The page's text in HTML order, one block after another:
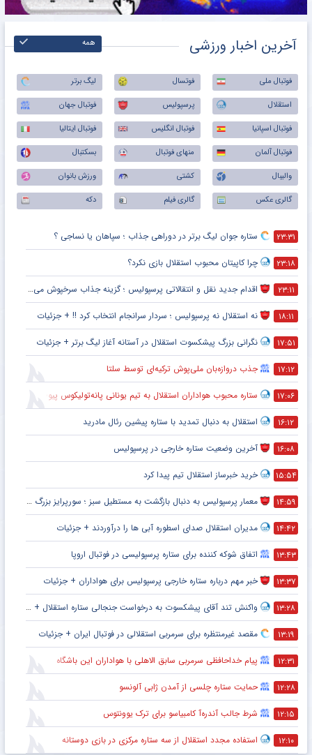
آخرین اخبار ورزشی همه
فوتبال ملی فوتسال
لیگ برتر
استقلال
پرسپولیس
فوتبال جهان
فوتبال اسپانیا
فوتبال انگلیس
فوتبال ایتالیا
فوتبال آلمان
منهای فوتبال
بسکتبال
والیبال
کشتی
ورزش بانوان
گالری عکس
گالری فیلم دکه
۲۳:۳۱ ستاره جوان لیگ برتر در دوراهی جذاب ؛ سپاهان یا نساجی ؟
۲۳:۱۸ چرا کاپیتان محبوب استقلال بازی نکرد؟
۲۳:۱۱ اقدام جدید نقل و انتقالاتی پرسپولیس ؛ گزینه جذاب سرخپوش می شود؟
۱۸:۱۱ نه استقلال نه پرسپولیس ؛ سردار سرانجام انتخاب کرد !! + جزئیات
۱۷:۵۱ نگرانی بزرگ پیشکسوت استقلال در آستانه آغاز لیگ برتر + جزئیات
۱۷:۱۲ جذب دروازه‌بان ملی‌پوش ترکیه‌ای توسط سلتا
۱۷:۰۶ ستاره محبوب هواداران استقلال به تیم یونانی پانه‌تولیکوس پیوست
۱۶:۱۲ استقلال به دنبال تمدید با ستاره پیشین رئال مادرید
۱۶:۰۸ آخرین وضعیت ستاره خارجی در پرسپولیس
۱۵:۵۴ خرید خبرساز استقلال تیم پیدا کرد
۱۴:۵۹ معمار پرسپولیس به دنبال بازگشت به مستطیل سبز ؛ سورپرایز بزرگ در راه است ؟ + جزئیات
۱۴:۴۲ مدیران استقلال صدای اسطوره آبی ها را درآوردند + جزئیات
۱۳:۴۳ اتفاق شوکه کننده برای ستاره پرسپولیسی در فوتبال اروپا
۱۳:۳۷ خبر مهم درباره ستاره خارجی پرسپولیس برای هواداران + جزئیات
۱۳:۲۸ واکنش تند آقای پیشکسوت به درخواست جنجالی ستاره استقلال + جزئیات
۱۳:۱۹ مقصد غیرمنتظره برای سرمربی استقلالی در فوتبال ایران + جزئیات
۱۲:۳۱ پیام خداحافظی سرمربی سابق الاهلی با هواداران این باشگاه
۱۲:۲۸ حمایت ستاره چلسی از آمدن ژابی آلونسو
۱۲:۱۵ شرط جالب آندره‌آ کامبیاسو برای ترک یوونتوس
۱۲:۱۰ استفاده مجدد استقلال از سه ستاره مرکزی در بازی دوستانه